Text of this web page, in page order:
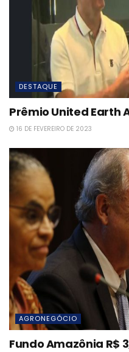
DESTAQUE
Prêmio United Earth
16 DE FEVEREIRO DE 2023
AGRONEGÓCIO
Fundo Amazônia R$